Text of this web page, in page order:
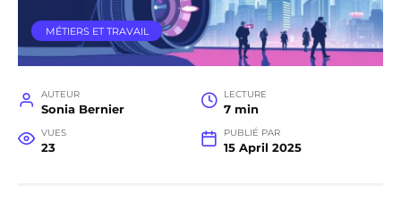
MÉTIERS ET TRAVAIL
AUTEUR
Sonia Bernier
LECTURE
7 min
VUES
23
PUBLIÉ PAR
15 April 2025